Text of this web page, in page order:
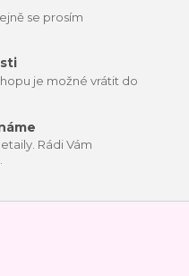
se prosím
je možné vrátit do
Rádi Vám